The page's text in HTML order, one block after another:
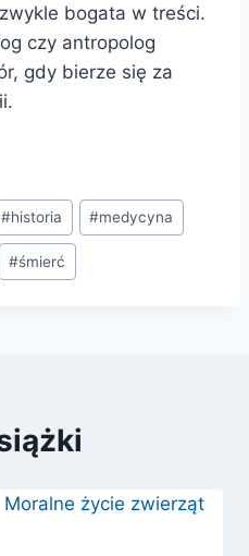
bogata w treści.
czy antropolog
gdy bierze się za
#historia #medycyna
#śmierć